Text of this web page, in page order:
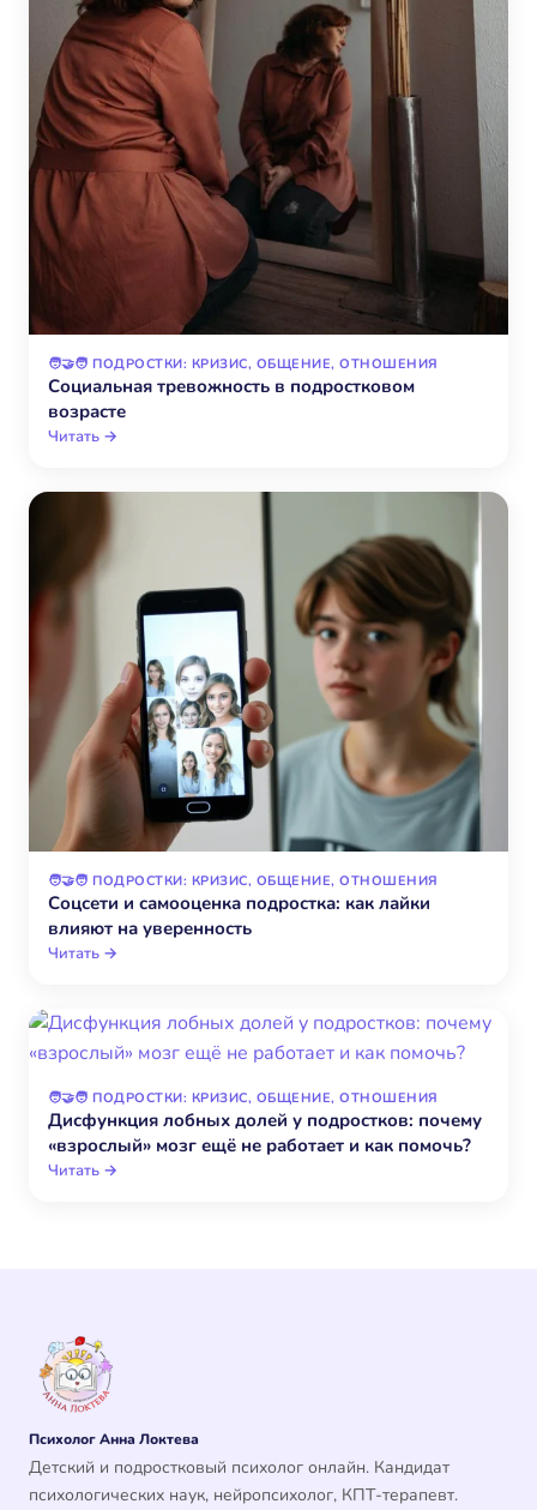
🧑‍🤝‍🧑 ПОДРОСТКИ: КРИЗИС, ОБЩЕНИЕ, ОТНОШЕНИЯ
Социальная тревожность в подростковом
возрасте
Читать →
🧑‍🤝‍🧑 ПОДРОСТКИ: КРИЗИС, ОБЩЕНИЕ, ОТНОШЕНИЯ
Соцсети и самооценка подростка: как лайки
влияют на уверенность
Читать →
🧑‍🤝‍🧑 ПОДРОСТКИ: КРИЗИС, ОБЩЕНИЕ, ОТНОШЕНИЯ
Дисфункция лобных долей у подростков: почему
«взрослый» мозг ещё не работает и как помочь?
Читать →
Психолог Анна Локтева
Детский и подростковый психолог онлайн. Кандидат
психологических наук, нейропсихолог, КПТ-терапевт.